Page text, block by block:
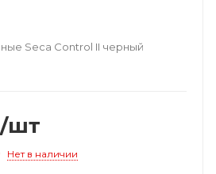
Seca Control II черный
/шт
Нет в наличии